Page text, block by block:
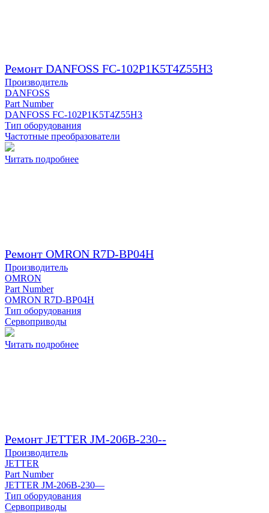
Ремонт DANFOSS FC-102P1K5T4Z55H3
Производитель
DANFOSS
Part Number
DANFOSS FC-102P1K5T4Z55H3
Тип оборудования
Частотные преобразователи
Читать подробнее
Ремонт OMRON R7D-BP04H
Производитель
OMRON
Part Number
OMRON R7D-BP04H
Тип оборудования
Сервоприводы
Читать подробнее
Ремонт JETTER JM-206B-230--
Производитель
JETTER
Part Number
JETTER JM-206B-230—
Тип оборудования
Сервоприводы